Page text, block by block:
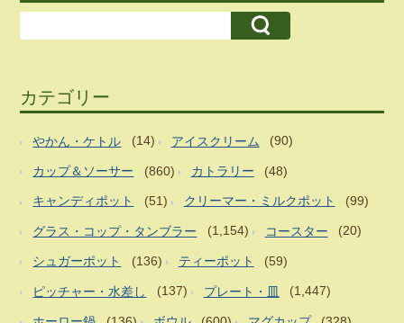
カテゴリー
やかん・ケトル (14) アイスクリーム (90)
カップ＆ソーサー (860) カトラリー (48)
キャンディポット (51) クリーマー・ミルクポット (99)
グラス・コップ・タンブラー (1,154) コースター (20)
シュガーポット (136) ティーポット (59)
ピッチャー・水差し (137) プレート・皿 (1,447)